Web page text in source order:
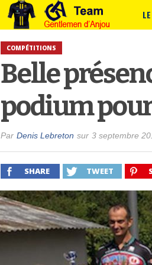
COMPÉTITIONS
Belle
podium
Par Denis Lebreton sur 3 septembre
SHARE TWEET